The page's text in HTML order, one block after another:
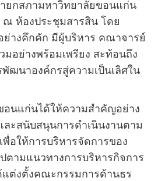
ยกสภามหาวิทยาลัยขอนแก่น
ณ ห้องประชุมสารสิน โดย
ย่างคึกคัก มีผู้บริหาร คณาจารย์
มอย่างพร้อมเพรียง สะท้อนถึง
ฒนาองค์กรสู่ความเป็นเลิศใน
อนแก่นได้ให้ความสำคัญอย่าง
ละสนับสนุนการดำเนินงานตาม
พื่อให้การบริหารจัดการของ
ตามแนวทางการบริหารกิจการ
แต่งตั้งคณะกรรมการด้านธร